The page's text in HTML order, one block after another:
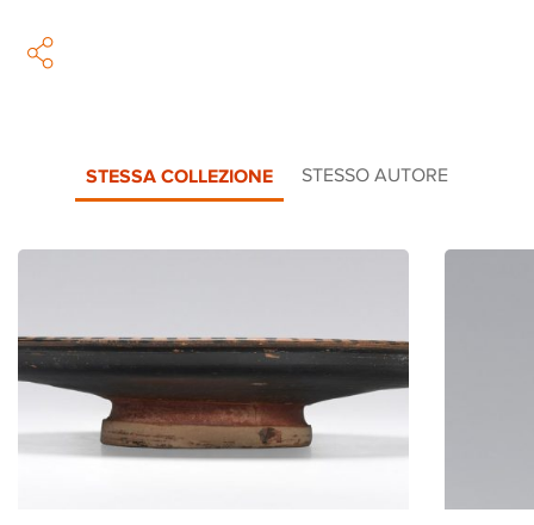
STESSA COLLEZIONE STESSO AUTORE